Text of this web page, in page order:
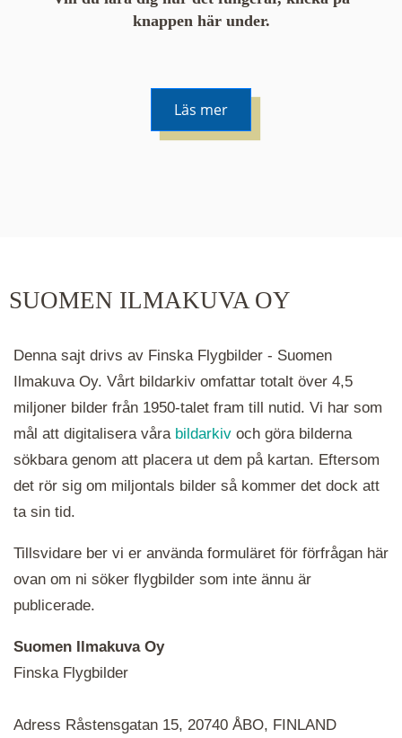
knappen här under.
Läs mer
hålla ned ctrl-tangenten och scrolla.
ikoner är det en serie i varje. Utplacerade bilder
SUOMEN ILMAKUVA OY
Denna sajt drivs av Finska Flygbilder - Suomen
Ilmakuva Oy. Vårt bildarkiv omfattar totalt över 4,5
miljoner bilder från 1950-talet fram till nutid. Vi har som
mål att digitalisera våra bildarkiv och göra bilderna
sökbara genom att placera ut dem på kartan. Eftersom
det rör sig om miljontals bilder så kommer det dock att
ta sin tid.
Tillsvidare ber vi er använda formuläret för förfrågan här
ovan om ni söker flygbilder som inte ännu är
publicerade.
Suomen Ilmakuva Oy
Finska Flygbilder
Adress Råstensgatan 15, 20740 ÅBO, FINLAND